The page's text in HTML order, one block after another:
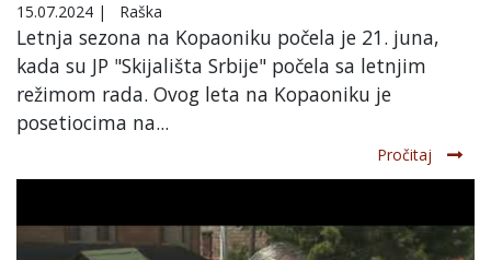
15.07.2024 | Raška
Letnja sezona na Kopaoniku počela je 21. juna,
kada su JP "Skijališta Srbije" počela sa letnjim
režimom rada. Ovog leta na Kopaoniku je
posetiocima na...
Pročitaj